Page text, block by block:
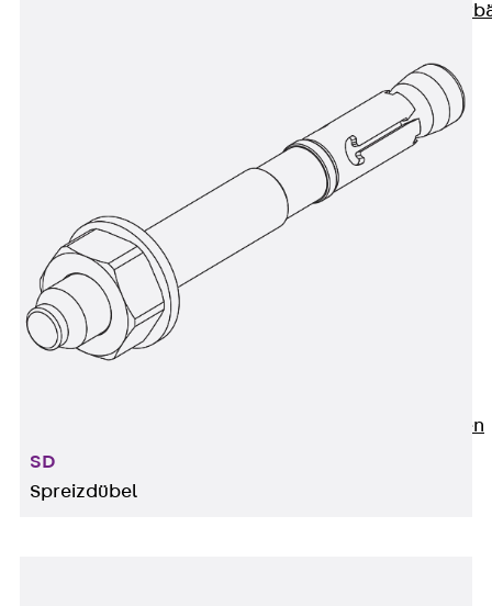
Mitgliedschaften &
Aktuelles
Events
Kontakt
Zurück
Ansprechpersonen
Stellenausschreibungen
SD
Spreizdübel